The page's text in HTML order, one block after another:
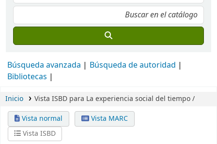
Búsqueda avanzada
Búsqueda de autoridad
Bibliotecas
Inicio
Vista ISBD para La experiencia social del tiempo /
Vista normal
Vista MARC
Vista ISBD